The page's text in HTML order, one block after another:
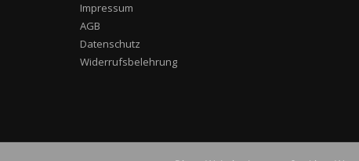
Impressum
AGB
Datenschutz
Widerrufsbelehrung